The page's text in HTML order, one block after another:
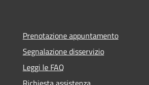
Prenotazione appuntamento
Segnalazione disservizio
Leggi le FAQ